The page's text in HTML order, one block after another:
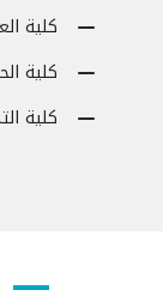
كلية
كلية
كلية